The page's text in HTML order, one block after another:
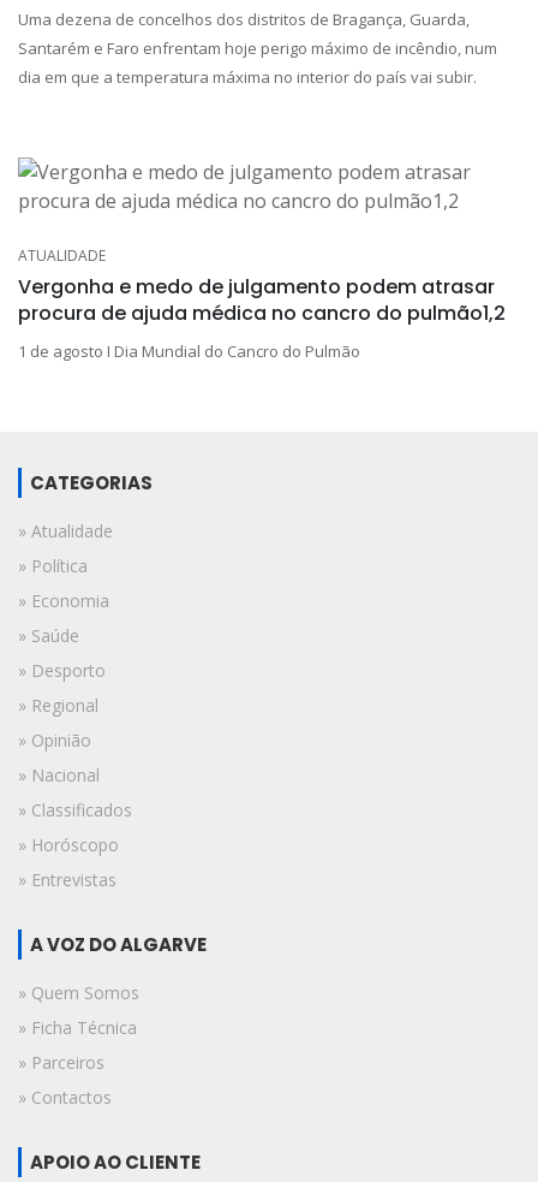
Uma dezena de concelhos dos distritos de Bragança, Guarda,
Santarém e Faro enfrentam hoje perigo máximo de incêndio, num
dia em que a temperatura máxima no interior do país vai subir.
ATUALIDADE
Vergonha e medo de julgamento podem atrasar
procura de ajuda médica no cancro do pulmão1,2
1 de agosto I Dia Mundial do Cancro do Pulmão
CATEGORIAS
» Atualidade
» Política
» Economia
» Saúde
» Desporto
» Regional
» Opinião
» Nacional
» Classificados
» Horóscopo
» Entrevistas
A VOZ DO ALGARVE
» Quem Somos
» Ficha Técnica
» Parceiros
» Contactos
APOIO AO CLIENTE